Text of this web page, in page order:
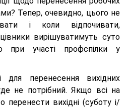
Тепер, очевидно, цього не
і коли відпочивати,
вирішуватимуть суто
при участі профспілки у
для перенесення вихідних
не потрібний. Якщо всі на
перенести вихідні (суботу і/